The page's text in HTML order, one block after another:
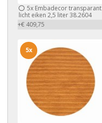
5x Embadecor transparant
licht eiken 2,5 liter 38.2604
+€ 409,75
5x